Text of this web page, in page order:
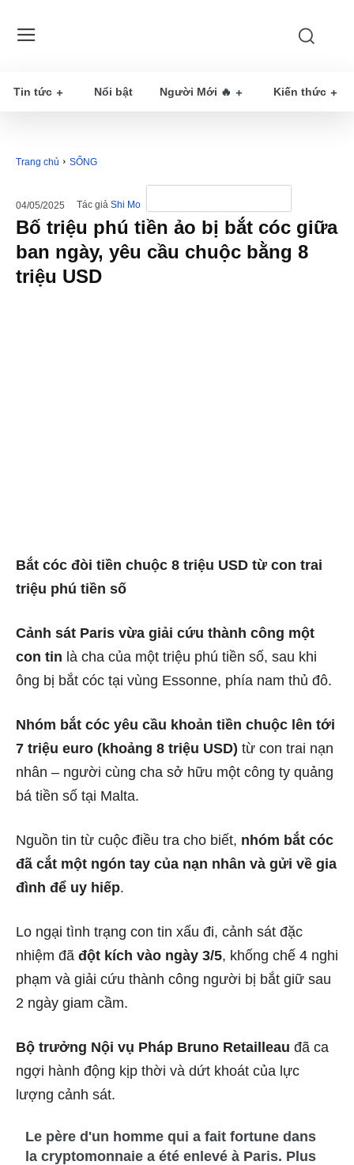
Tin tức Nổi bật Người Mới 🔥 Kiến thức
Trang chủ SỐNG
04/05/2025 Tác giả Shi Mo
Bố triệu phú tiền ảo bị bắt cóc giữa
ban ngày, yêu cầu chuộc bằng 8
triệu USD
Bắt cóc đòi tiền chuộc 8 triệu USD từ con trai
triệu phú tiền số
Cảnh sát Paris vừa giải cứu thành công một
con tin là cha của một triệu phú tiền số, sau khi
ông bị bắt cóc tại vùng Essonne, phía nam thủ đô.
Nhóm bắt cóc yêu cầu khoản tiền chuộc lên tới
7 triệu euro (khoảng 8 triệu USD) từ con trai nạn
nhân – người cùng cha sở hữu một công ty quảng
bá tiền số tại Malta.
Nguồn tin từ cuộc điều tra cho biết, nhóm bắt cóc
đã cắt một ngón tay của nạn nhân và gửi về gia
đình để uy hiếp.
Lo ngại tình trạng con tin xấu đi, cảnh sát đặc
nhiệm đã đột kích vào ngày 3/5, khống chế 4 nghi
phạm và giải cứu thành công người bị bắt giữ sau
2 ngày giam cầm.
Bộ trưởng Nội vụ Pháp Bruno Retailleau đã ca
ngợi hành động kịp thời và dứt khoát của lực
lượng cảnh sát.
Le père d'un homme qui a fait fortune dans
la cryptomonnaie a été enlevé à Paris. Plus